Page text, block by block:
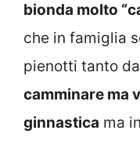
bionda molto
che in famiglia
pienotti tanto
camminare ma
ginnastica ma